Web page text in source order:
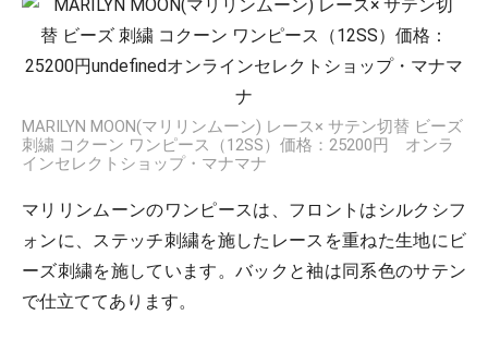
MARILYN MOON(マリリンムーン) レース× サテン切替 ビーズ
刺繍 コクーン ワンピース（12SS）価格：25200円 オンラ
インセレクトショップ・マナマナ
マリリンムーンのワンピースは、フロントはシルクシフ
ォンに、ステッチ刺繍を施したレースを重ねた生地にビ
ーズ刺繍を施しています。バックと袖は同系色のサテン
で仕立ててあります。